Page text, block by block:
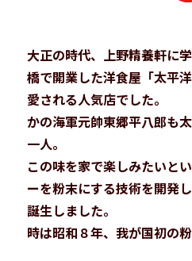
大正の時代、上野精養軒に
橋で開業した洋食屋「太平
愛される人気店でした。
かの海軍元帥東郷平八郎も
一人。
この味を家で楽しみたいと
ーを粉末にする技術を開発
誕生しました。
時は昭和８年、我が国初の